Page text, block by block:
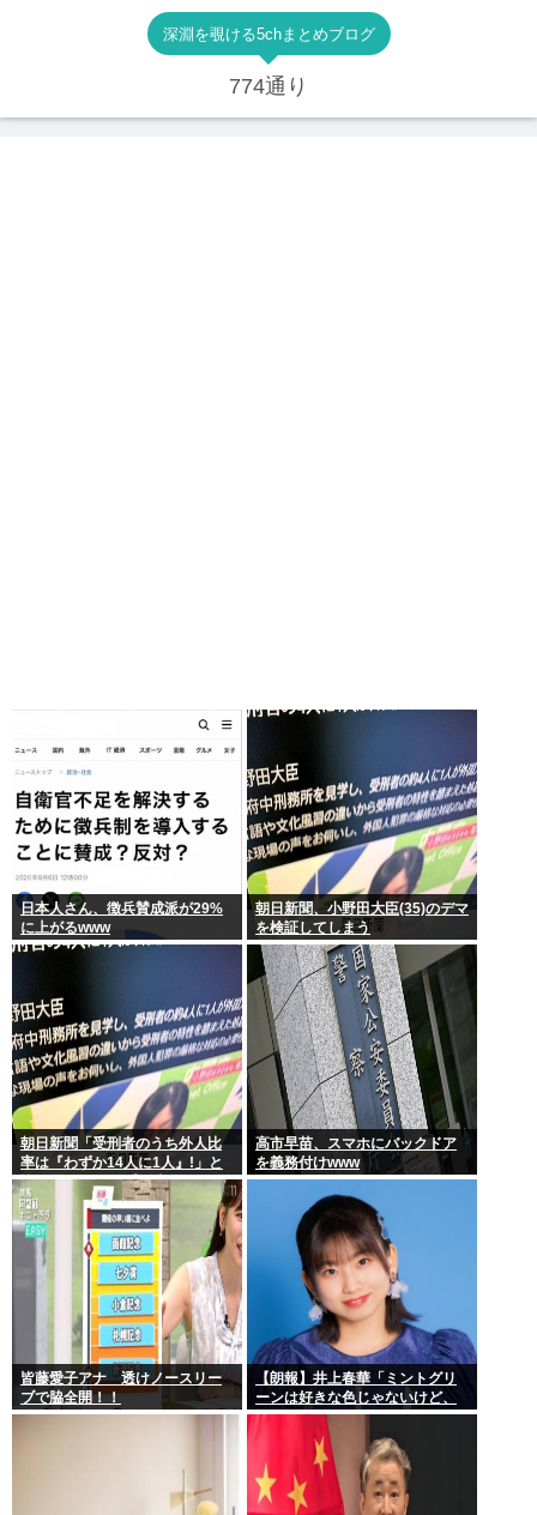
深淵を覗ける5chまとめブログ
774通り
日本人さん、徴兵賛成派が29%
に上がるwww
朝日新聞、小野田大臣(35)のデマ
を検証してしまう
朝日新聞「受刑者のうち外人比
率は『わずか14人に1人』!」と
皆をビビらせる 受刑者の7%が外
人…
高市早苗、スマホにバックドア
を義務付けwww
皆藤愛子アナ 透けノースリー
ブで脇全開！！
【朗報】井上春華「ミントグリ
ーンは好きな色じゃないけど、
チョコミントは好きなのでまぁ
いいかと思ってる